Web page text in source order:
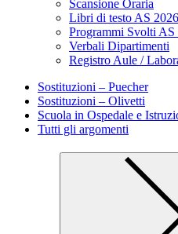
Scansione Oraria
Libri di testo AS
Programmi Svolti AS
Verbali Dipartimenti
Registro Aule /
Sostituzioni – Puecher
Sostituzioni – Olivetti
Scuola in Ospedale e
Tutti gli argomenti